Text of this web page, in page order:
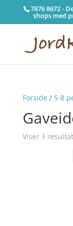
7876 8672 -
shops med
Forside/ 5-8
Viser 3